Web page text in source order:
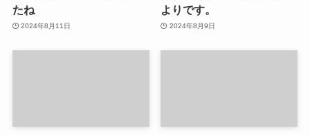
たね
2024年8月11日
よりです。
2024年8月9日